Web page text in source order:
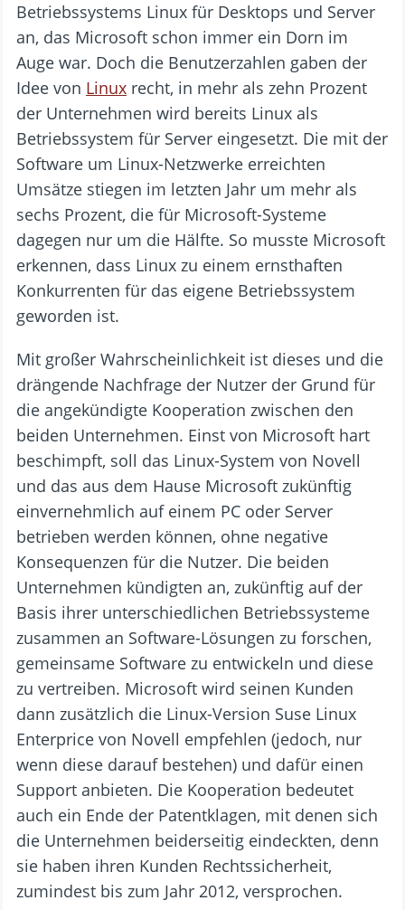
Betriebssystems Linux für Desktops und Server
an, das Microsoft schon immer ein Dorn im
Auge war. Doch die Benutzerzahlen gaben der
Idee von Linux recht, in mehr als zehn Prozent
der Unternehmen wird bereits Linux als
Betriebssystem für Server eingesetzt. Die mit der
Software um Linux-Netzwerke erreichten
Umsätze stiegen im letzten Jahr um mehr als
sechs Prozent, die für Microsoft-Systeme
dagegen nur um die Hälfte. So musste Microsoft
erkennen, dass Linux zu einem ernsthaften
Konkurrenten für das eigene Betriebssystem
geworden ist.
Mit großer Wahrscheinlichkeit ist dieses und die
drängende Nachfrage der Nutzer der Grund für
die angekündigte Kooperation zwischen den
beiden Unternehmen. Einst von Microsoft hart
beschimpft, soll das Linux-System von Novell
und das aus dem Hause Microsoft zukünftig
einvernehmlich auf einem PC oder Server
betrieben werden können, ohne negative
Konsequenzen für die Nutzer. Die beiden
Unternehmen kündigten an, zukünftig auf der
Basis ihrer unterschiedlichen Betriebssysteme
zusammen an Software-Lösungen zu forschen,
gemeinsame Software zu entwickeln und diese
zu vertreiben. Microsoft wird seinen Kunden
dann zusätzlich die Linux-Version Suse Linux
Enterprice von Novell empfehlen (jedoch, nur
wenn diese darauf bestehen) und dafür einen
Support anbieten. Die Kooperation bedeutet
auch ein Ende der Patentklagen, mit denen sich
die Unternehmen beiderseitig eindeckten, denn
sie haben ihren Kunden Rechtssicherheit,
zumindest bis zum Jahr 2012, versprochen.